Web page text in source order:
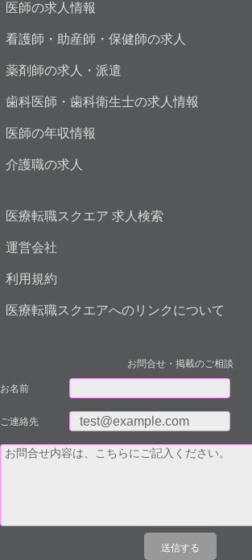
医師の求人情報
看護師・助産師・保健師の求人
薬剤師の求人・派遣
歯科医師・歯科衛生士の求人情報
医師の年収情報
介護職の求人
医療転職スクエア 求人検索
運営会社
利用規約
医療転職スクエアへのリンクについて
お問合せ・掲載のご相談
お名前
ご連絡先